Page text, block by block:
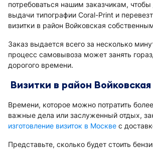
потребоваться нашим заказчикам, чтобы
выдачи типографии Coral-Print и
визитки в район Войковская
Заказ выдается всего за несколько
процесс самовывоза может занять
дорогого времени.
Визитки в район
Времени, которое можно потратить
важные дела или заслуженный отдых,
изготовление визиток в Москве с
Представьте, сколько будет стоить